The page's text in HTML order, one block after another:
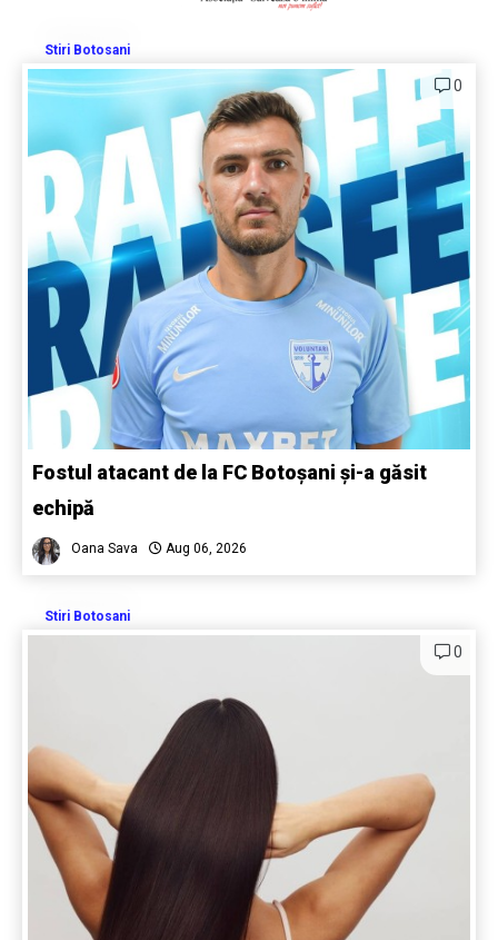
Stiri Botosani
0
Fostul atacant de la FC Botoșani și-a găsit
echipă
Oana Sava Aug 06, 2026
Stiri Botosani
0